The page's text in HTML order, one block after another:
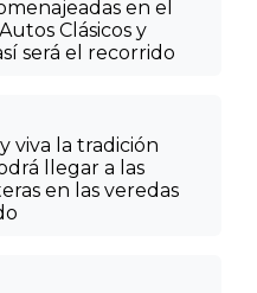
en el
Clásicos y
será el recorrido
viva la tradición
llegar a las
en las veredas